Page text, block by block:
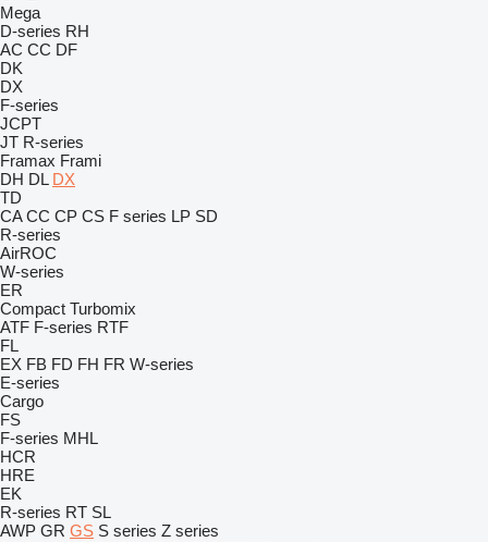
Mega
D-series RH
AC CC DF
DK
DX
F-series
JCPT
JT R-series
Framax Frami
DH DL DX
TD
CA CC CP CS F series LP SD
R-series
AirROC
W-series
ER
Compact Turbomix
ATF F-series RTF
FL
EX FB FD FH FR W-series
E-series
Cargo
FS
F-series MHL
HCR
HRE
EK
R-series RT SL
AWP GR GS S series Z series